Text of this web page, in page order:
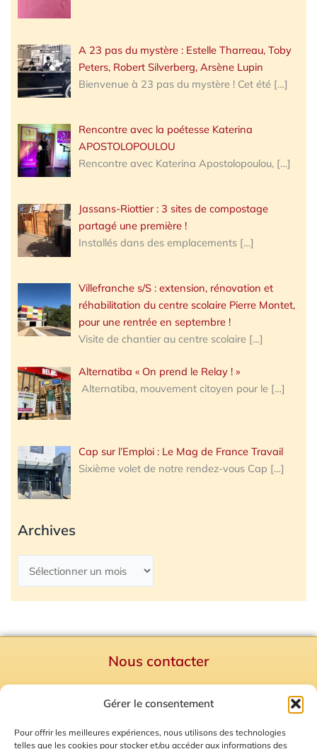
Gérer le consentement
Pour offrir les meilleures expériences, nous utilisons des technologies
telles que les cookies pour stocker et/ou accéder aux informations des
A 23 pas du mystère : Estelle Tharreau, Toby
Peters, Robert Silverberg, Arsène Lupin
Bienvenue à 23 pas du mystère ! Cet été […]
Rencontre avec la poétesse Katerina
APOSTOLOPOULOU
Rencontre avec Katerina Apostolopoulou, […]
Jassans-Riottier : 3 sites de compostage
partagé une première !
Installés dans des emplacements […]
Villefranche s/S : extension, rénovation et
réhabilitation du centre scolaire Pierre Montet,
pour une rentrée en septembre !
Visite de chantier au centre scolaire […]
Alternatiba « On prend le Relay ! »
Alternatiba, mouvement citoyen pour le […]
Cap sur l’Emploi : Le Mag de France Travail
Sixième volet de notre rendez-vous Cap […]
Archives
Nous contacter
Mentions Légales
Plan du site